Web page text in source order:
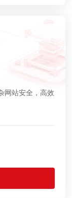
网站安全，高效